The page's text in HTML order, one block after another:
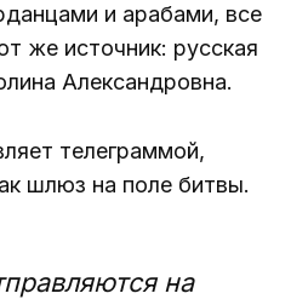
и арабами, все
же источник: русская
Александровна.
телеграммой,
шлюз на поле битвы.
на